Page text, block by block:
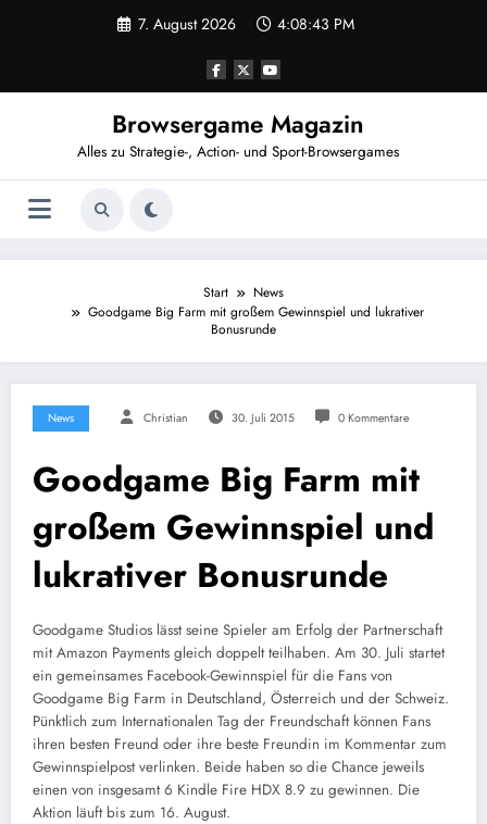
7. August 2026 4:08:43 PM
Browsergame Magazin
Alles zu Strategie-, Action- und Sport-Browsergames
Start
News
Goodgame Big Farm mit großem Gewinnspiel und lukrativer
Bonusrunde
News Christian 30. Juli 2015 0 Kommentare
Goodgame Big Farm mit
großem Gewinnspiel und
lukrativer Bonusrunde
Goodgame Studios lässt seine Spieler am Erfolg der Partnerschaft
mit Amazon Payments gleich doppelt teilhaben. Am 30. Juli startet
ein gemeinsames Facebook-Gewinnspiel für die Fans von
Goodgame Big Farm in Deutschland, Österreich und der Schweiz.
Pünktlich zum Internationalen Tag der Freundschaft können Fans
ihren besten Freund oder ihre beste Freundin im Kommentar zum
Gewinnspielpost verlinken. Beide haben so die Chance jeweils
einen von insgesamt 6 Kindle Fire HDX 8.9 zu gewinnen. Die
Aktion läuft bis zum 16. August.